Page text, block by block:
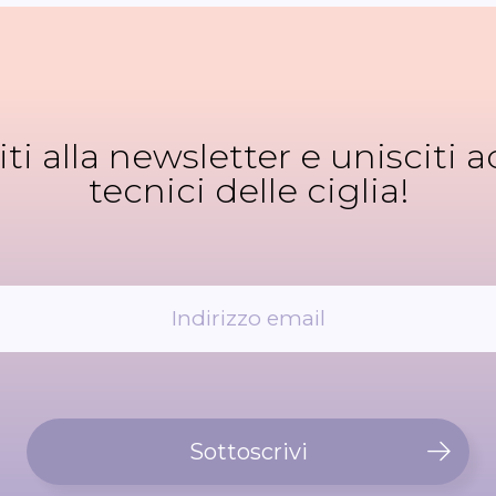
alla newsletter e unisciti
tecnici delle ciglia!
Sottoscrivi